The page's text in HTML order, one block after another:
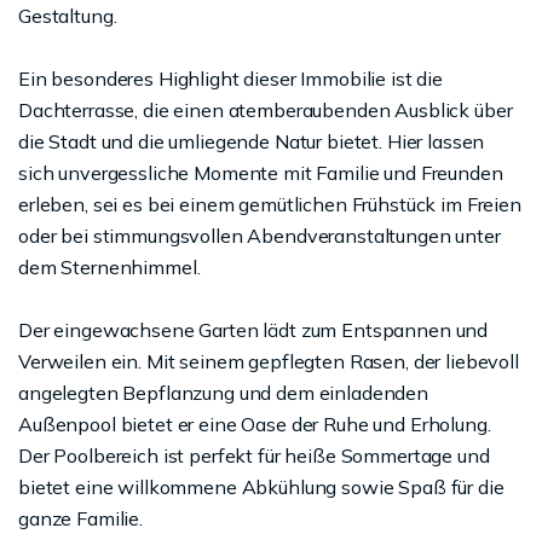
Gestaltung.
Ein besonderes Highlight dieser Immobilie ist die
Dachterrasse, die einen atemberaubenden Ausblick über
die Stadt und die umliegende Natur bietet. Hier lassen
sich unvergessliche Momente mit Familie und Freunden
erleben, sei es bei einem gemütlichen Frühstück im Freien
oder bei stimmungsvollen Abendveranstaltungen unter
dem Sternenhimmel.
Der eingewachsene Garten lädt zum Entspannen und
Verweilen ein. Mit seinem gepflegten Rasen, der liebevoll
angelegten Bepflanzung und dem einladenden
Außenpool bietet er eine Oase der Ruhe und Erholung.
Der Poolbereich ist perfekt für heiße Sommertage und
bietet eine willkommene Abkühlung sowie Spaß für die
ganze Familie.